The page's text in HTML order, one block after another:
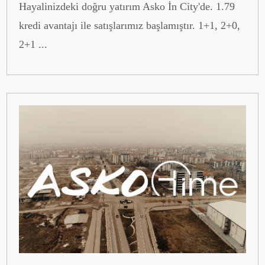
Hayalinizdeki doğru yatırım Asko İn City'de. 1.79
kredi avantajı ile satışlarımız başlamıştır. 1+1, 2+0,
2+1 ...